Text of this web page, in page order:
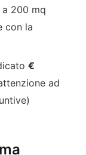
200 mq
con la
€
ad